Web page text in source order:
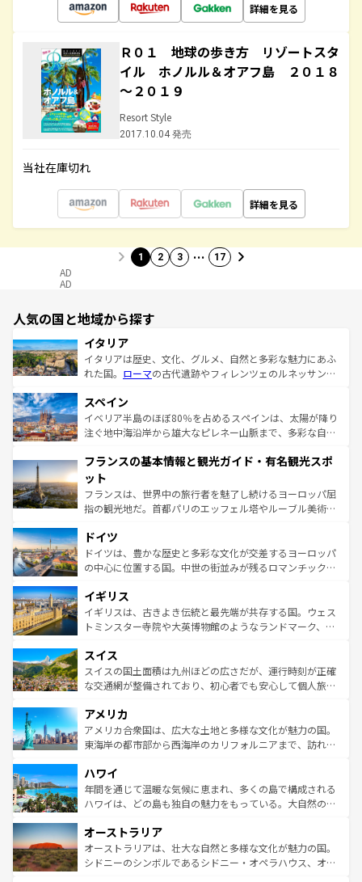
詳細を見る
Ｒ０１ 地球の歩き方 リゾートスタ
イル ホノルル＆オアフ島 ２０１８
～２０１９
Resort Style
2017.10.04 発売
当社在庫切れ
詳細を見る
1 2 3 … 17
AD
AD
人気の国と地域から探す
イタリア
イタリアは歴史、文化、グルメ、自然と多彩な魅力にあふ
れた国。 ローマの古代遺跡やフィレンツェのルネッサンス
ろん、トスカーナの美しい田園風景やアマルフィ海岸の絶
景など、自然景観も見逃せない。観光の合間には、本場の
ピザやパスタなど、絶品のイタリア料理を堪能することも
ませてくれるイタリアで、忘れられない旅をしてみよう！
なお、新着のイタリア情報は
しい。
スペイン
イベリア半島のほぼ80％を占めるスペインは、太陽が降り
注ぐ地中海沿岸から雄大なピレネー山脈まで、多彩な自然
文化が根付くこの国では、情熱的なフラメンコ、熱気あふ
れる闘牛、そして美味しいタパスが生活の一部となってい
る。首都マドリードの洗練された雰囲気や、バルセロナの
アートに溢れた街角から、地方では古代ローマ遺跡や中世
せる。地方によって風土や気候が異なるスペインはその個
性で訪れる人を魅了する。 なお、新着のスペイン情報は コ
ンテンツ一覧を参照してほしい。
フランスの基本情報と観光ガイド・有名観光スポ
ット
フランスは、世界中の旅行者を魅了し続けるヨーロッパ屈
指の観光地だ。首都パリのエッフェル塔やルーブル美術館
で、幅広い魅力が詰まっている。華麗な宮殿、歴史的な大
聖堂、美しいビーチ、そして豊かな自然が、訪れる者を心
から魅了する。また、フランスは美食の国としても知ら
いる。シャンパンの発祥地であるランス、プロヴァンスの
香り高いラベンダー畑など、多彩な楽しみ方が可能だ。さ
らに、パリ以外の地域にも魅力が溢れており、どの街角に
れる地方に足を運ぶとそれぞれで全く異なる文化を体験で
きるだろう。 なお、新着のフランス情報はコンテンツ一覧
を参照してほしい。
ドイツ
ドイツは、豊かな歴史と多彩な文化が交差するヨーロッパ
の中心に位置する国。中世の街並みが残るロマンチック街
顔を持つこの国は、どこを歩いても飽きることがない。ベ
ルリンの文化的活気、バイエルン州のアルプスの絶景、そ
してライン川沿いのワイン畑といった風景は必見。ビール
は、お酒好きな人にはぜひ体験してほしい。 なお、新着の
ドイツ情報はコンテンツ一覧を参照してほしい。
イギリス
イギリスは、古きよき伝統と最先端が共存する国。ウェス
トミンスター寺院や大英博物館のようなランドマーク、歴
リアごとに異なる魅力がある。また、優雅なアフタヌーン
ティー、ビール好きにはたまらない英国パブ、サッカー観
戦など、本場だからこそできる体験も豊富。イギリスを旅
ンツ一覧を参照してほしい。
スイス
スイスの国土面積は九州ほどの広さだが、運行時刻が正確
な交通網が整備されており、初心者でも安心して個人旅行
の建物がそのまま残る町や、スイスならではのユニークな
博物館もあり、アルプス観光だけでなく町歩きも満喫する
ことができる。国民の所得が高いため物価も高いが、旅行
ば市内交通費無料で観光を楽しむこともできる。 なお、新
着のスイス情報はコンテンツ一覧 を参照してほしい。
アメリカ
アメリカ合衆国は、広大な土地と多様な文化が魅力の国。
東海岸の都市部から西海岸のカリフォルニアまで、訪れる
のような巨大都市は、観光、ショッピング、エンターテイ
ンメントが詰まった刺激的なスポットだ。一方、アメリカ
西部には大自然が広がり、グランドキャニオンやイエロー
部のニューオーリンズでは、音楽と美食が融合した独特の
文化が魅力。旅行者はアメリカの各地域で異なる魅力を楽
しみながら、その多様性と豊かな歴史を感じることができ
ハワイ
年間を通じて温暖な気候に恵まれ、多くの島で構成される
ハワイは、どの島も独自の魅力をもっている。大自然の神
ワイ島は見逃せない。また、定番の観光地といえばオアフ
島だが、静かな自然を求めるならマウイ島やカウアイ島が
おすすめ。エメラルドグリーンに輝く海をはじめ、豊かな
オーストラリア
オーストラリアは、壮大な自然と多様な文化が魅力の国。
シドニーのシンボルであるシドニー・オペラハウス、オー